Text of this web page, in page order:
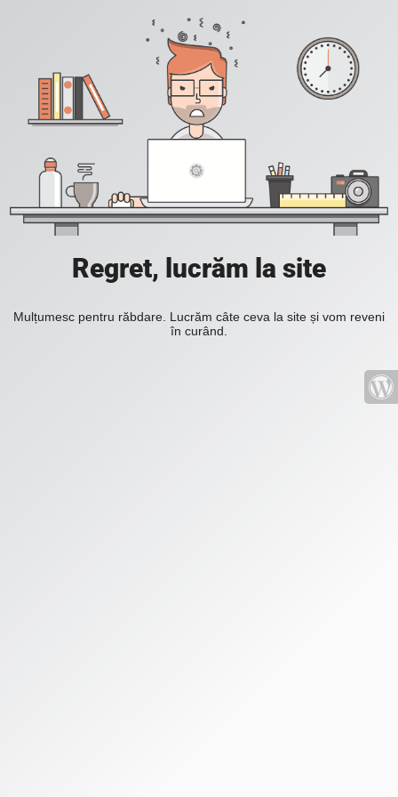
Regret, lucrăm la site
Mulțumesc pentru răbdare. Lucrăm câte ceva la site și vom reveni
în curând.